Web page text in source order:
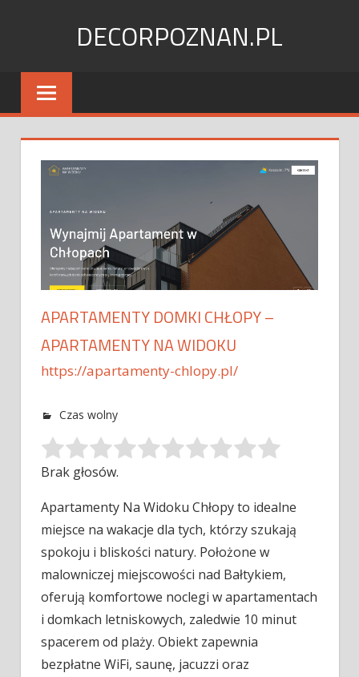
DECORPOZNAN.PL
APARTAMENTY DOMKI CHŁOPY –
APARTAMENTY NA WIDOKU
https://apartamenty-chlopy.pl/
Czas wolny
Brak głosów.
Apartamenty Na Widoku Chłopy to idealne
miejsce na wakacje dla tych, którzy szukają
spokoju i bliskości natury. Położone w
malowniczej miejscowości nad Bałtykiem,
oferują komfortowe noclegi w apartamentach
i domkach letniskowych, zaledwie 10 minut
spacerem od plaży. Obiekt zapewnia
bezpłatne WiFi, saunę, jacuzzi oraz